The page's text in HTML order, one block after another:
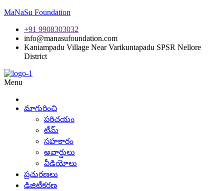
MaNaSu Foundation
+91 9908303032
info@manasufoundation.com
Kaniampadu Village Near Varikuntapadu SPSR Nellore
District
Menu
మాగురించి
పరిచయం
టీమ్
సహకారం
అవార్డులు
వీడియోలు
ప్రచురణలు
డిజిటీకరణ